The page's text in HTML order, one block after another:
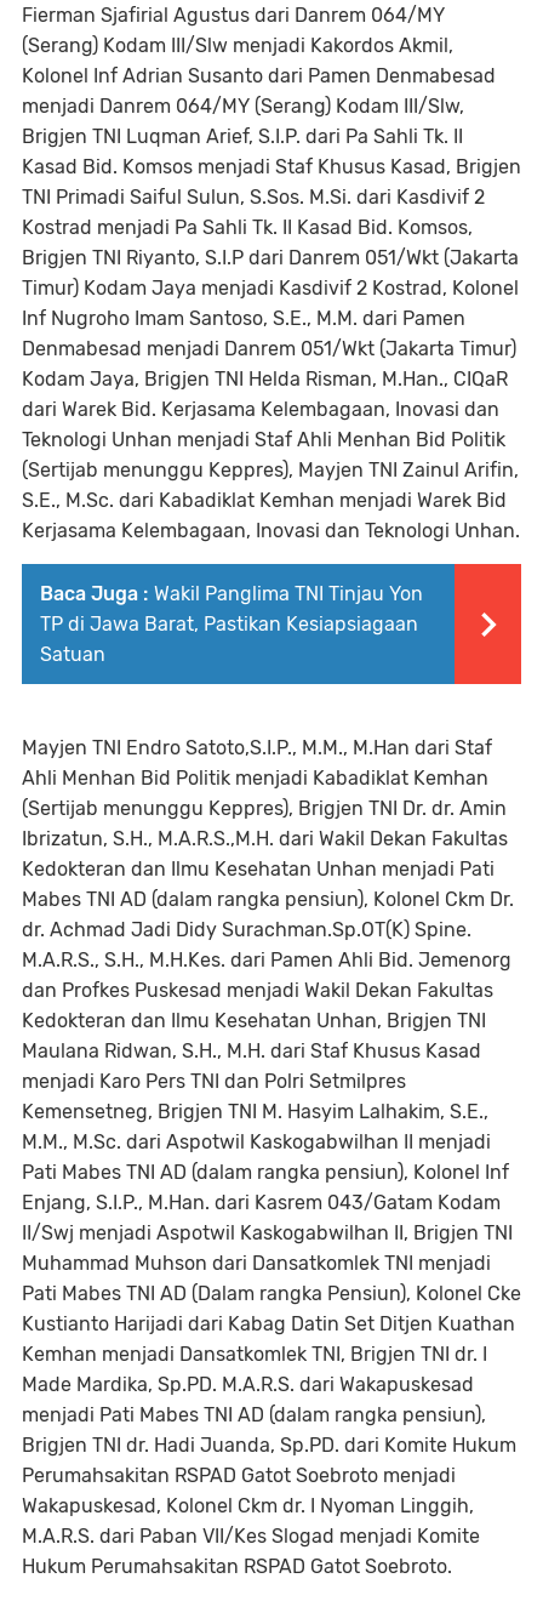
Fierman Sjafirial Agustus dari Danrem 064/MY
(Serang) Kodam III/Slw menjadi Kakordos Akmil,
Kolonel Inf Adrian Susanto dari Pamen Denmabesad
menjadi Danrem 064/MY (Serang) Kodam III/Slw,
Brigjen TNI Luqman Arief, S.I.P. dari Pa Sahli Tk. II
Kasad Bid. Komsos menjadi Staf Khusus Kasad, Brigjen
TNI Primadi Saiful Sulun, S.Sos. M.Si. dari Kasdivif 2
Kostrad menjadi Pa Sahli Tk. II Kasad Bid. Komsos,
Brigjen TNI Riyanto, S.I.P dari Danrem 051/Wkt (Jakarta
Timur) Kodam Jaya menjadi Kasdivif 2 Kostrad, Kolonel
Inf Nugroho Imam Santoso, S.E., M.M. dari Pamen
Denmabesad menjadi Danrem 051/Wkt (Jakarta Timur)
Kodam Jaya, Brigjen TNI Helda Risman, M.Han., CIQaR
dari Warek Bid. Kerjasama Kelembagaan, Inovasi dan
Teknologi Unhan menjadi Staf Ahli Menhan Bid Politik
(Sertijab menunggu Keppres), Mayjen TNI Zainul Arifin,
S.E., M.Sc. dari Kabadiklat Kemhan menjadi Warek Bid
Kerjasama Kelembagaan, Inovasi dan Teknologi Unhan.
Baca Juga : Wakil Panglima TNI Tinjau Yon
TP di Jawa Barat, Pastikan Kesiapsiagaan
Satuan
Mayjen TNI Endro Satoto,S.I.P., M.M., M.Han dari Staf
Ahli Menhan Bid Politik menjadi Kabadiklat Kemhan
(Sertijab menunggu Keppres), Brigjen TNI Dr. dr. Amin
Ibrizatun, S.H., M.A.R.S.,M.H. dari Wakil Dekan Fakultas
Kedokteran dan Ilmu Kesehatan Unhan menjadi Pati
Mabes TNI AD (dalam rangka pensiun), Kolonel Ckm Dr.
dr. Achmad Jadi Didy Surachman.Sp.OT(K) Spine.
M.A.R.S., S.H., M.H.Kes. dari Pamen Ahli Bid. Jemenorg
dan Profkes Puskesad menjadi Wakil Dekan Fakultas
Kedokteran dan Ilmu Kesehatan Unhan, Brigjen TNI
Maulana Ridwan, S.H., M.H. dari Staf Khusus Kasad
menjadi Karo Pers TNI dan Polri Setmilpres
Kemensetneg, Brigjen TNI M. Hasyim Lalhakim, S.E.,
M.M., M.Sc. dari Aspotwil Kaskogabwilhan II menjadi
Pati Mabes TNI AD (dalam rangka pensiun), Kolonel Inf
Enjang, S.I.P., M.Han. dari Kasrem 043/Gatam Kodam
II/Swj menjadi Aspotwil Kaskogabwilhan II, Brigjen TNI
Muhammad Muhson dari Dansatkomlek TNI menjadi
Pati Mabes TNI AD (Dalam rangka Pensiun), Kolonel Cke
Kustianto Harijadi dari Kabag Datin Set Ditjen Kuathan
Kemhan menjadi Dansatkomlek TNI, Brigjen TNI dr. I
Made Mardika, Sp.PD. M.A.R.S. dari Wakapuskesad
menjadi Pati Mabes TNI AD (dalam rangka pensiun),
Brigjen TNI dr. Hadi Juanda, Sp.PD. dari Komite Hukum
Perumahsakitan RSPAD Gatot Soebroto menjadi
Wakapuskesad, Kolonel Ckm dr. I Nyoman Linggih,
M.A.R.S. dari Paban VII/Kes Slogad menjadi Komite
Hukum Perumahsakitan RSPAD Gatot Soebroto.